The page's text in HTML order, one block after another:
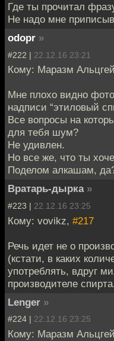
Где ты прочитал
Не надо мне
odopr »
#222 | 22.12.16 23:21
Кому: Маразм
Мне плохо видно
надписи “этиловый
Все вопросы на
для тебя шум?
Не удивлен.
Но все же, что ты
Поделом алкашам,
Вратарь-дырка »
#223 | 22.12.16 23:25
Кому: vovikz, #217
Речь идет не о
(кстати, в каких
употреблять, вдруг
производителе
Lenger »
#224 | 22.12.16 23:25
Кому: Маразм